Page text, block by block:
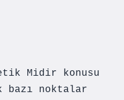
Midir konusu
bazı noktalar